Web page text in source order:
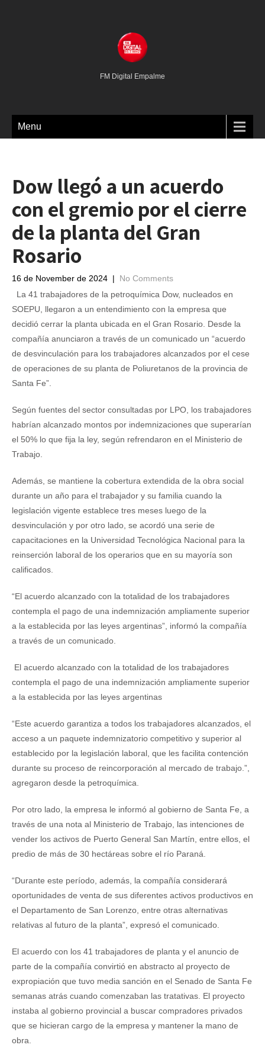
FM Digital Empalme
Menu
Dow llegó a un acuerdo
con el gremio por el cierre
de la planta del Gran
Rosario
16 de November de 2024 | No Comments
La 41 trabajadores de la petroquímica Dow, nucleados en
SOEPU, llegaron a un entendimiento con la empresa que
decidió cerrar la planta ubicada en el Gran Rosario. Desde la
compañía anunciaron a través de un comunicado un “acuerdo
de desvinculación para los trabajadores alcanzados por el cese
de operaciones de su planta de Poliuretanos de la provincia de
Santa Fe”.
Según fuentes del sector consultadas por LPO, los trabajadores
habrían alcanzado montos por indemnizaciones que superarían
el 50% lo que fija la ley, según refrendaron en el Ministerio de
Trabajo.
Además, se mantiene la cobertura extendida de la obra social
durante un año para el trabajador y su familia cuando la
legislación vigente establece tres meses luego de la
desvinculación y por otro lado, se acordó una serie de
capacitaciones en la Universidad Tecnológica Nacional para la
reinserción laboral de los operarios que en su mayoría son
calificados.
“El acuerdo alcanzado con la totalidad de los trabajadores
contempla el pago de una indemnización ampliamente superior
a la establecida por las leyes argentinas”, informó la compañía
a través de un comunicado.
El acuerdo alcanzado con la totalidad de los trabajadores
contempla el pago de una indemnización ampliamente superior
a la establecida por las leyes argentinas
“Este acuerdo garantiza a todos los trabajadores alcanzados, el
acceso a un paquete indemnizatorio competitivo y superior al
establecido por la legislación laboral, que les facilita contención
durante su proceso de reincorporación al mercado de trabajo.”,
agregaron desde la petroquímica.
Por otro lado, la empresa le informó al gobierno de Santa Fe, a
través de una nota al Ministerio de Trabajo, las intenciones de
vender los activos de Puerto General San Martín, entre ellos, el
predio de más de 30 hectáreas sobre el río Paraná.
“Durante este período, además, la compañía considerará
oportunidades de venta de sus diferentes activos productivos en
el Departamento de San Lorenzo, entre otras alternativas
relativas al futuro de la planta”, expresó el comunicado.
El acuerdo con los 41 trabajadores de planta y el anuncio de
parte de la compañía convirtió en abstracto al proyecto de
expropiación que tuvo media sanción en el Senado de Santa Fe
semanas atrás cuando comenzaban las tratativas. El proyecto
instaba al gobierno provincial a buscar compradores privados
que se hicieran cargo de la empresa y mantener la mano de
obra.